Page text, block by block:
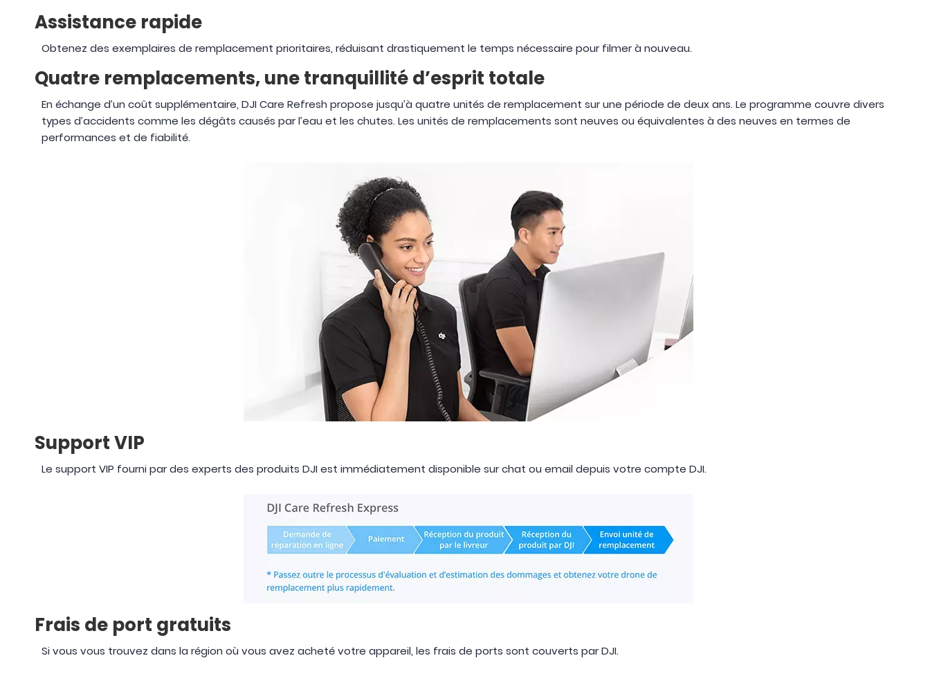
Assistance rapide
Obtenez des exemplaires de remplacement prioritaires, réduisant drastiquement le temps nécessaire pour filmer à nouveau.
Quatre remplacements, une tranquillité d’esprit totale
En échange d’un coût supplémentaire, DJI Care Refresh propose jusqu’à quatre unités de remplacement sur une période de deux ans. Le programme couvre divers
types d’accidents comme les dégâts causés par l’eau et les chutes. Les unités de remplacements sont neuves ou équivalentes à des neuves en termes de
performances et de fiabilité.
Support VIP
Le support VIP fourni par des experts des produits DJI est immédiatement disponible sur chat ou email depuis votre compte DJI.
Frais de port gratuits
Si vous vous trouvez dans la région où vous avez acheté votre appareil, les frais de ports sont couverts par DJI.